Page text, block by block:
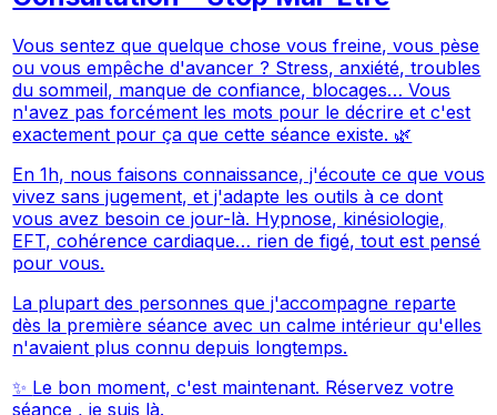
Vous sentez que quelque chose vous freine, vous pèse
ou vous empêche d'avancer ? Stress, anxiété, troubles
du sommeil, manque de confiance, blocages… Vous
n'avez pas forcément les mots pour le décrire et c'est
exactement pour ça que cette séance existe. 🌿
En 1h, nous faisons connaissance, j'écoute ce que vous
vivez sans jugement, et j'adapte les outils à ce dont
vous avez besoin ce jour-là. Hypnose, kinésiologie,
EFT, cohérence cardiaque… rien de figé, tout est pensé
pour vous.
La plupart des personnes que j'accompagne reparte
dès la première séance avec un calme intérieur qu'elles
n'avaient plus connu depuis longtemps.
✨ Le bon moment, c'est maintenant. Réservez votre
séance , je suis là.